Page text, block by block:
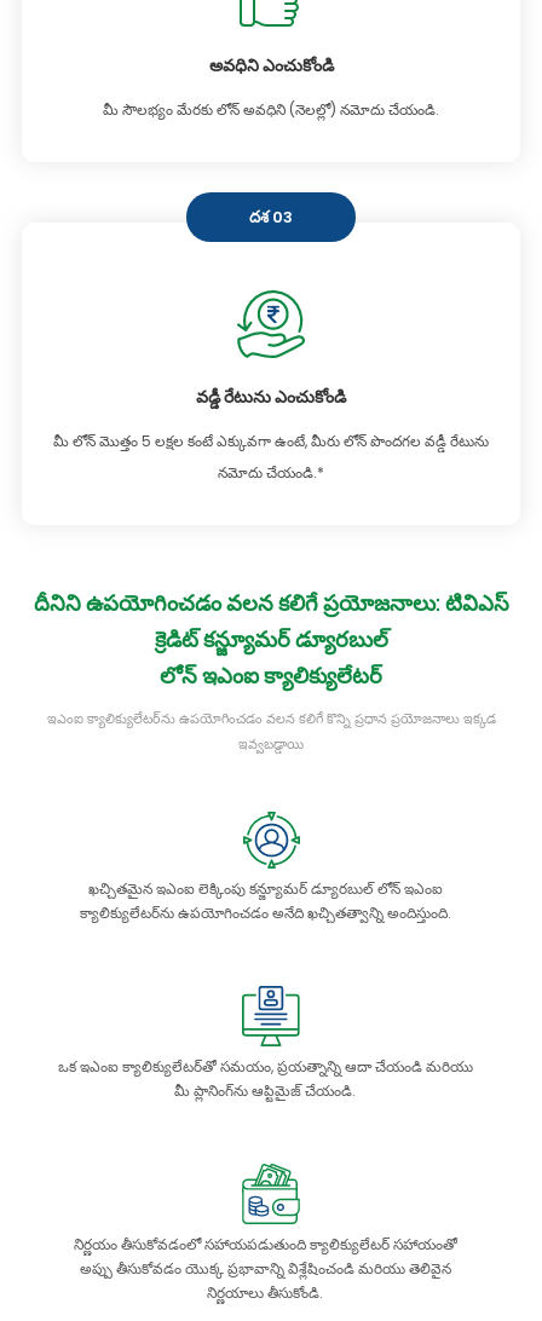
అవధిని ఎంచుకోండి
మీ సౌలభ్యం మేరకు లోన్ అవధిని (నెలల్లో) నమోదు చేయండి.
దశ 03
వడ్డీ రేటును ఎంచుకోండి
మీ లోన్ మొత్తం 5 లక్షల కంటే ఎక్కువగా ఉంటే, మీరు లోన్ పొందగల వడ్డీ రేటును
నమోదు చేయండి.*
దీనిని ఉపయోగించడం వలన కలిగే ప్రయోజనాలు:‌ టివిఎస్
క్రెడిట్ కన్జ్యూమర్ డ్యూరబుల్
లోన్ ఇఎంఐ క్యాలిక్యులేటర్
ఇఎంఐ క్యాలిక్యులేటర్‌ను ఉపయోగించడం వలన కలిగే కొన్ని ప్రధాన ప్రయోజనాలు ఇక్కడ
ఇవ్వబడ్డాయి
ఖచ్చితమైన ఇఎంఐ లెక్కింపు కన్జ్యూమర్ డ్యూరబుల్ లోన్ ఇఎంఐ
క్యాలిక్యులేటర్‌ను ఉపయోగించడం అనేది ఖచ్చితత్వాన్ని అందిస్తుంది.
ఒక ఇఎంఐ క్యాలిక్యులేటర్‌తో సమయం, ప్రయత్నాన్ని ఆదా చేయండి మరియు
మీ ప్లానింగ్‌ను ఆప్టిమైజ్ చేయండి.
నిర్ణయం తీసుకోవడంలో సహాయపడుతుంది క్యాలిక్యులేటర్ సహాయంతో
అప్పు తీసుకోవడం యొక్క ప్రభావాన్ని విశ్లేషించండి మరియు తెలివైన
నిర్ణయాలు తీసుకోండి.